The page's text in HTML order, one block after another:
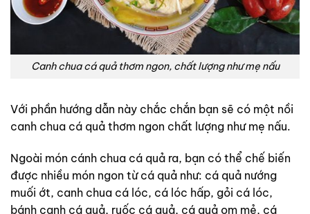
Canh chua cá quả thơm ngon, chất lượng như mẹ nấu
Với phần hướng dẫn này chắc chắn bạn sẽ có một nồi
canh chua cá quả thơm ngon chất lượng như mẹ nấu.
Ngoài món cánh chua cá quả ra, bạn có thể chế biến
được nhiều món ngon từ cá quả như: cá quả nướng
muối ớt, canh chua cá lóc, cá lóc hấp, gỏi cá lóc,
bánh canh cá quả, ruốc cá quả, cá quả om mẻ, cá